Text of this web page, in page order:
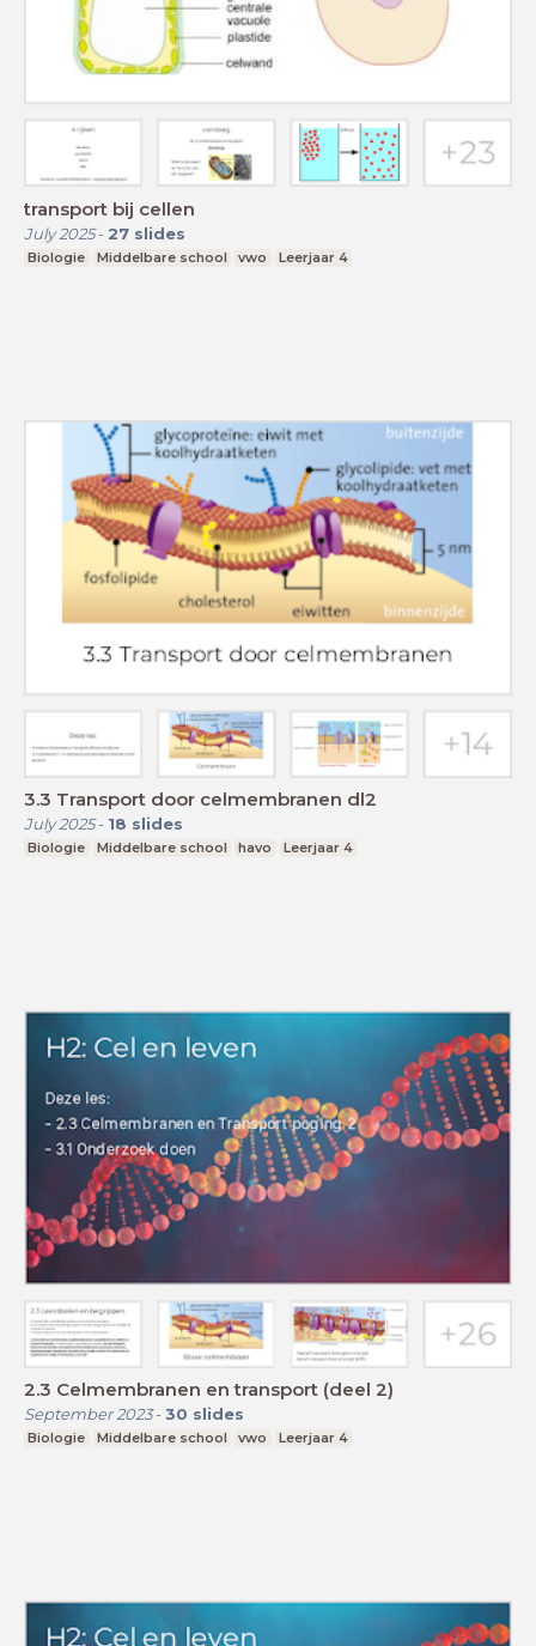
transport bij cellen
July 2025- 27 slides
Biologie Middelbare school vwo Leerjaar 4
3.3 Transport door celmembranen dl2
July 2025- 18 slides
Biologie Middelbare school havo Leerjaar 4
2.3 Celmembranen en transport (deel 2)
September 2023- 30 slides
Biologie Middelbare school vwo Leerjaar 4